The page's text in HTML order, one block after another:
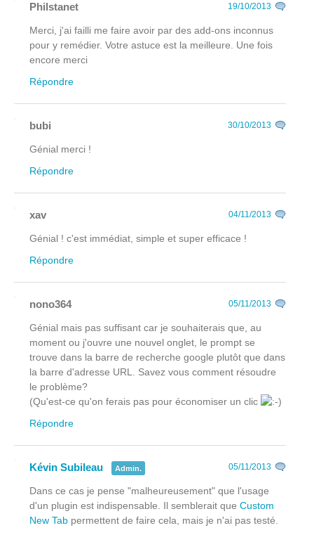
Philstanet 19/10/2013
Merci, j'ai failli me faire avoir par des add-ons inconnus
pour y remédier. Votre astuce est la meilleure. Une fois
encore merci
Répondre
bubi 30/10/2013
Génial merci !
Répondre
xav 04/11/2013
Génial ! c'est immédiat, simple et super efficace !
Répondre
nono364 05/11/2013
Génial mais pas suffisant car je souhaiterais que, au
moment ou j'ouvre une nouvel onglet, le prompt se
trouve dans la barre de recherche google plutôt que dans
la barre d'adresse URL. Savez vous comment résoudre
le problème?
(Qu'est-ce qu'on ferais pas pour économiser un clic
Répondre
Kévin Subileau Admin. 05/11/2013
Dans ce cas je pense "malheureusement" que l'usage
d'un plugin est indispensable. Il semblerait que Custom
New Tab permettent de faire cela, mais je n'ai pas testé.